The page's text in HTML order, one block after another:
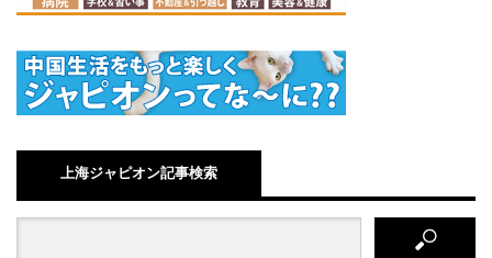
上海ジャピオン記事検索